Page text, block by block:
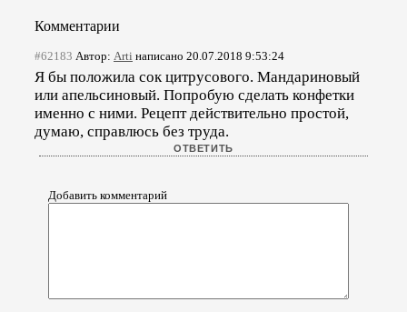
Комментарии
#62183 Автор: Arti написано 20.07.2018 9:53:24
Я бы положила сок цитрусового. Мандариновый
или апельсиновый. Попробую сделать конфетки
именно с ними. Рецепт действительно простой,
думаю, справлюсь без труда.
Добавить комментарий